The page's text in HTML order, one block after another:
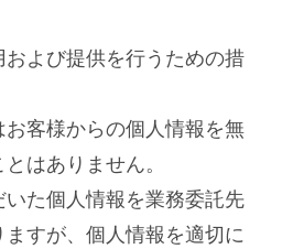
よび提供を行うための措
客様からの個人情報を無
はありません。
た個人情報を業務委託先
すが、個人情報を適切に